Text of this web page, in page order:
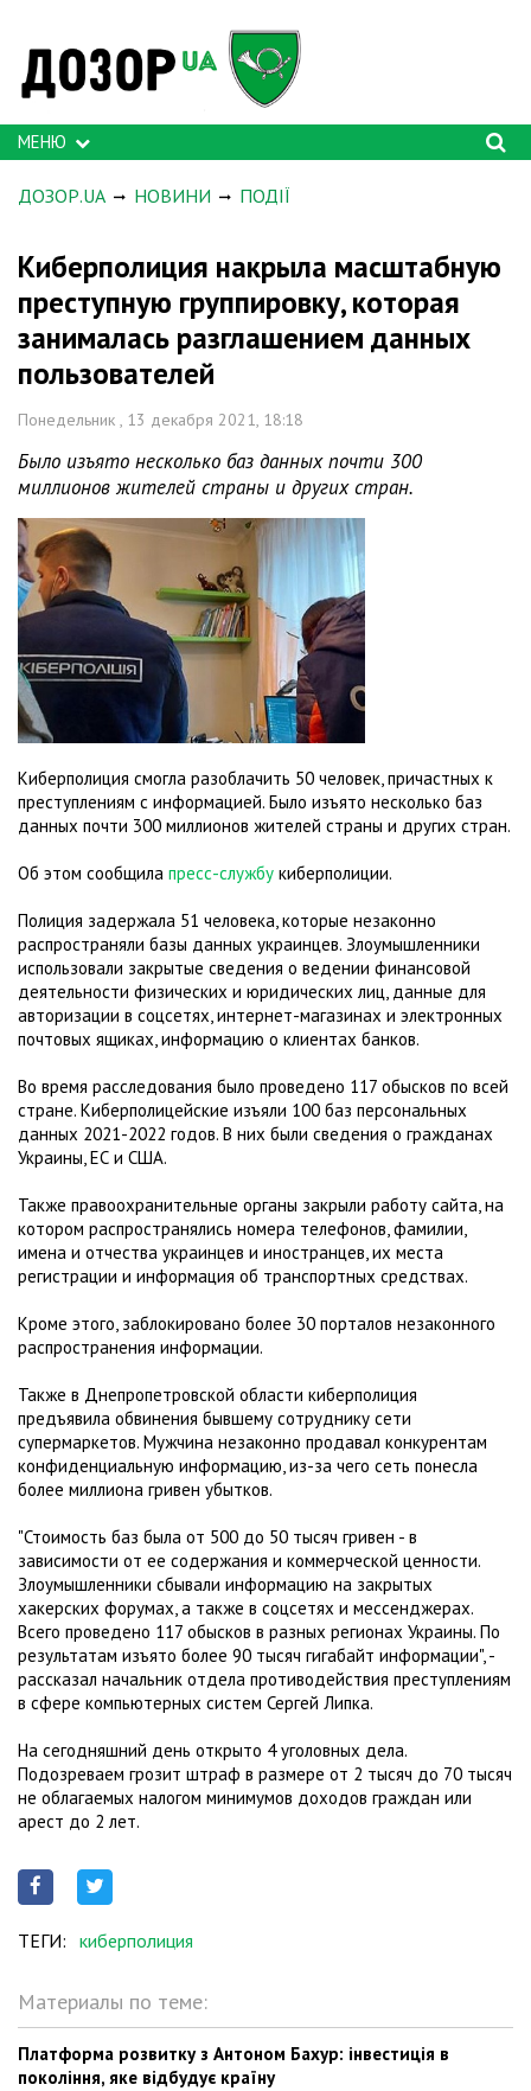
МЕНЮ
ДОЗОР.UA НОВИНИ ПОДІЇ
Киберполиция накрыла масштабную
преступную группировку, которая
занималась разглашением данных
пользователей
Понедельник , 13 декабря 2021, 18:18
Было изъято несколько баз данных почти 300
миллионов жителей страны и других стран.
Киберполиция смогла разоблачить 50 человек, причастных к
преступлениям с информацией. Было изъято несколько баз
данных почти 300 миллионов жителей страны и других стран.
Об этом сообщила пресс-службу киберполиции.
Полиция задержала 51 человека, которые незаконно
распространяли базы данных украинцев. Злоумышленники
использовали закрытые сведения о ведении финансовой
деятельности физических и юридических лиц, данные для
авторизации в соцсетях, интернет-магазинах и электронных
почтовых ящиках, информацию о клиентах банков.
Во время расследования было проведено 117 обысков по всей
стране. Киберполицейские изъяли 100 баз персональных
данных 2021-2022 годов. В них были сведения о гражданах
Украины, ЕС и США.
Также правоохранительные органы закрыли работу сайта, на
котором распространялись номера телефонов, фамилии,
имена и отчества украинцев и иностранцев, их места
регистрации и информация об транспортных средствах.
Кроме этого, заблокировано более 30 порталов незаконного
распространения информации.
Также в Днепропетровской области киберполиция
предъявила обвинения бывшему сотруднику сети
супермаркетов. Мужчина незаконно продавал конкурентам
конфиденциальную информацию, из-за чего сеть понесла
более миллиона гривен убытков.
"Стоимость баз была от 500 до 50 тысяч гривен - в
зависимости от ее содержания и коммерческой ценности.
Злоумышленники сбывали информацию на закрытых
хакерских форумах, а также в соцсетях и мессенджерах.
Всего проведено 117 обысков в разных регионах Украины. По
результатам изъято более 90 тысяч гигабайт информации", -
рассказал начальник отдела противодействия преступлениям
в сфере компьютерных систем Сергей Липка.
На сегодняшний день открыто 4 уголовных дела.
Подозреваем грозит штраф в размере от 2 тысяч до 70 тысяч
не облагаемых налогом минимумов доходов граждан или
арест до 2 лет.
ТЕГИ: киберполиция
Материалы по теме:
Платформа розвитку з Антоном Бахур: інвестиція в
покоління, яке відбудує країну